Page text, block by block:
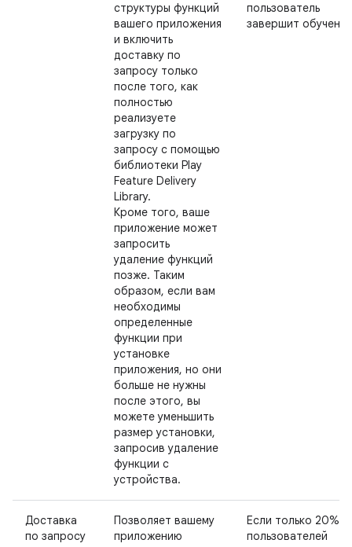
структуры функций
вашего приложения
и включить
доставку по
запросу только
после того, как
полностью
реализуете
загрузку по
запросу с помощью
библиотеки Play
Feature Delivery
Library.
Кроме того, ваше
приложение может
запросить
удаление функций
позже. Таким
образом, если вам
необходимы
определенные
функции при
установке
приложения, но они
больше не нужны
после этого, вы
можете уменьшить
размер установки,
запросив удаление
функции с
устройства.
пользователь
завершит
Доставка
по запросу
Позволяет вашему
приложению
Если только 20%
пользователей